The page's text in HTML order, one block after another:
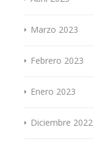
Marzo 2023
Febrero 2023
Enero 2023
Diciembre 2022